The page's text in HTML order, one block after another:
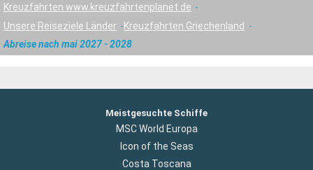
Kreuzfahrten www.kreuzfahrtenplanet.de
Unsere Reiseziele Länder
Kreuzfahrten Griechenland
Abreise nach mai 2027 - 2028
Meistgesuchte Schiffe
MSC World Europa
Icon of the Seas
Costa Toscana